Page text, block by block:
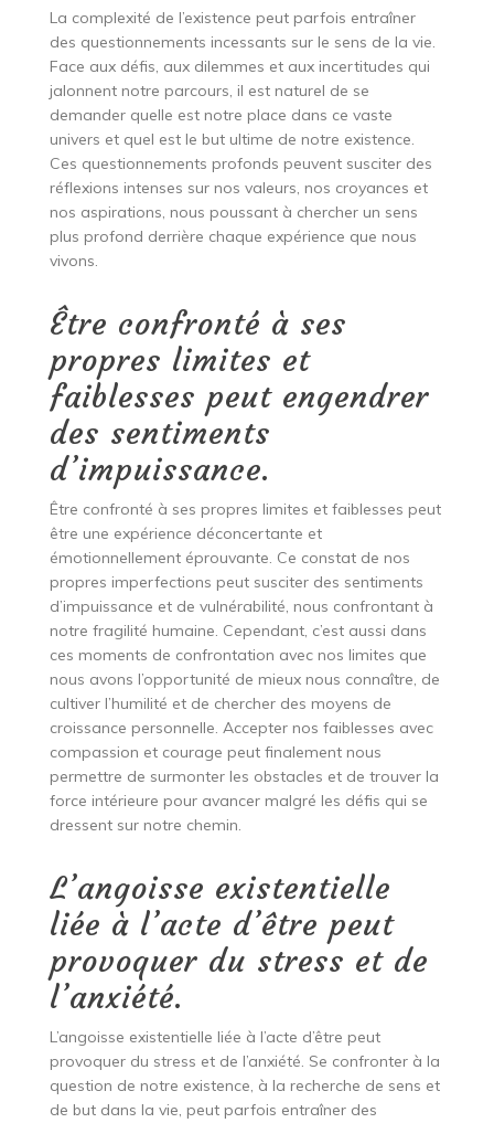
La complexité de l’existence peut parfois entraîner
des questionnements incessants sur le sens de la vie.
Face aux défis, aux dilemmes et aux incertitudes qui
jalonnent notre parcours, il est naturel de se
demander quelle est notre place dans ce vaste
univers et quel est le but ultime de notre existence.
Ces questionnements profonds peuvent susciter des
réflexions intenses sur nos valeurs, nos croyances et
nos aspirations, nous poussant à chercher un sens
plus profond derrière chaque expérience que nous
vivons.
Être confronté à ses
propres limites et
faiblesses peut engendrer
des sentiments
d’impuissance.
Être confronté à ses propres limites et faiblesses peut
être une expérience déconcertante et
émotionnellement éprouvante. Ce constat de nos
propres imperfections peut susciter des sentiments
d’impuissance et de vulnérabilité, nous confrontant à
notre fragilité humaine. Cependant, c’est aussi dans
ces moments de confrontation avec nos limites que
nous avons l’opportunité de mieux nous connaître, de
cultiver l’humilité et de chercher des moyens de
croissance personnelle. Accepter nos faiblesses avec
compassion et courage peut finalement nous
permettre de surmonter les obstacles et de trouver la
force intérieure pour avancer malgré les défis qui se
dressent sur notre chemin.
L’angoisse existentielle
liée à l’acte d’être peut
provoquer du stress et de
l’anxiété.
L’angoisse existentielle liée à l’acte d’être peut
provoquer du stress et de l’anxiété. Se confronter à la
question de notre existence, à la recherche de sens et
de but dans la vie, peut parfois entraîner des